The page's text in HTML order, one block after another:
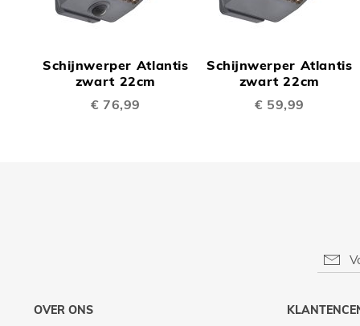
Schijnwerper Atlantis
zwart 22cm
€ 76,99
TOEVOEGEN
Schijnwerper Atlantis
zwart 22cm
€ 59,99
OVER ONS